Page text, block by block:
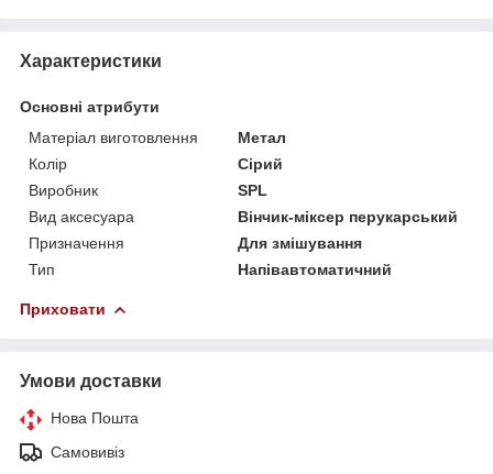
Характеристики
Основні атрибути
Матеріал виготовлення
Метал
Колір
Сірий
Виробник
SPL
Вид аксесуара
Вінчик-міксер перукарський
Призначення
Для змішування
Тип
Напівавтоматичний
Приховати
Умови доставки
Нова Пошта
Самовивіз